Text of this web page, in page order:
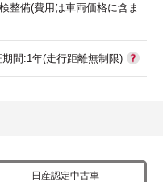
整備(費用は車両価格に含ま
間:1年(走行距離無制限)
日産認定中古車